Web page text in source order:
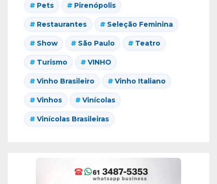
Pets Pirenópolis
Restaurantes Seleção Feminina
Show São Paulo Teatro
Turismo VINHO
Vinho Brasileiro Vinho Italiano
Vinhos Vinícolas
Vinícolas Brasileiras